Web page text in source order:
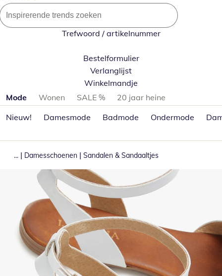
Trefwoord / artikelnummer
Bestelformulier
Verlanglijst
Winkelmandje
Productcategorieën overslaan
Mode Wonen SALE %
20 jaar heine
Nieuw!
Damesmode Badmode Ondermode
... | Damesschoenen | Sandalen & Sandaaltjes